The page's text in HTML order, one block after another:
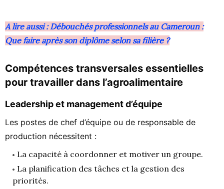
A lire aussi : Débouchés professionnels au Cameroun :
Que faire après son diplôme selon sa filière ?
Compétences transversales essentielles
pour travailler dans l’agroalimentaire
Leadership et management d’équipe
Les postes de chef d’équipe ou de responsable de
production nécessitent :
La capacité à coordonner et motiver un groupe.
La planification des tâches et la gestion des
priorités.